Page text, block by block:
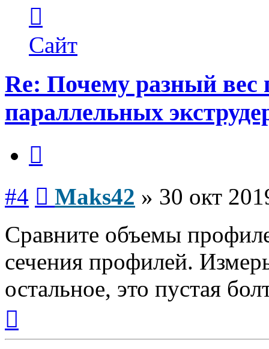
пользователя
Maks42
Сайт
Re: Почему разный вес
параллельных
#4 Maks42 » 30 окт
Сравните объемы
сечения профилей.
остальное, это пустая
началу